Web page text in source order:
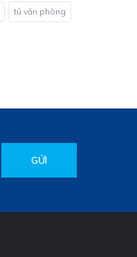
tủ văn phòng
GỬI